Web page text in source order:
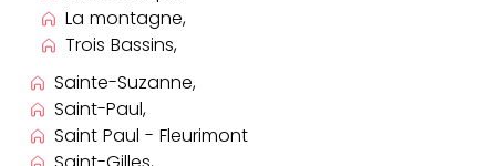
La montagne,
Trois Bassins,
Sainte-Suzanne,
Saint-Paul,
Saint Paul - Fleurimont